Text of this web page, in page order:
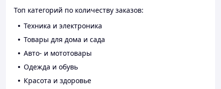
Топ категорий по количеству заказов:
Техника и электроника
Товары для дома и сада
Авто- и мототовары
Одежда и обувь
Красота и здоровье